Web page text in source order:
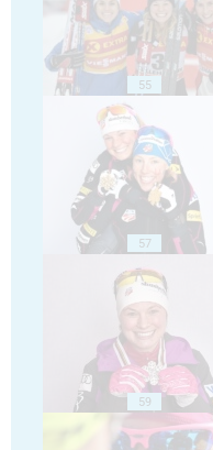
55
57
59